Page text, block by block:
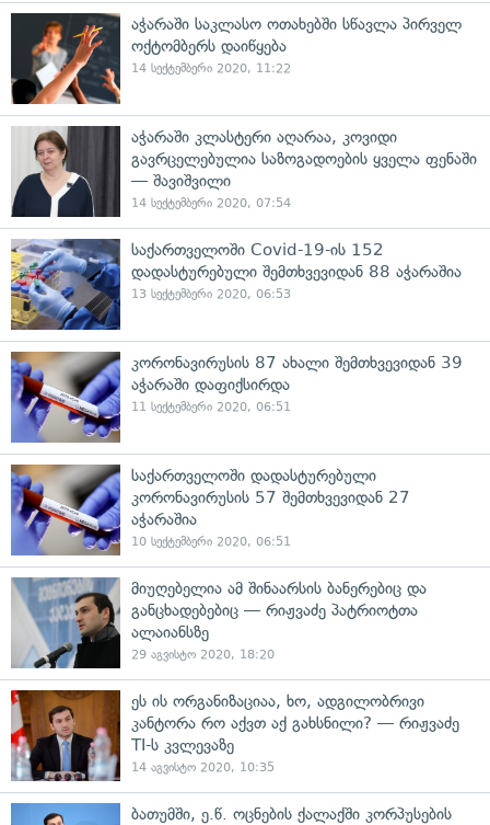
აჭარაში საკლასო ოთახებში სწავლა პირველ
ოქტომბერს დაიწყება
14 სექტემბერი 2020, 11:22
აჭარაში კლასტერი აღარაა, კოვიდი
გავრცელებულია საზოგადოების ყველა ფენაში
— შავიშვილი
14 სექტემბერი 2020, 07:54
საქართველოში Covid-19-ის 152
დადასტურებული შემთხვევიდან 88 აჭარაშია
13 სექტემბერი 2020, 06:53
კორონავირუსის 87 ახალი შემთხვევიდან 39
აჭარაში დაფიქსირდა
11 სექტემბერი 2020, 06:51
საქართველოში დადასტურებული
კორონავირუსის 57 შემთხვევიდან 27
აჭარაშია
10 სექტემბერი 2020, 06:51
მიუღებელია ამ შინაარსის ბანერებიც და
განცხადებებიც — რიჟვაძე პატრიოტთა
ალაიანსზე
29 აგვისტო 2020, 18:20
ეს ის ორგანიზაციაა, ხო, ადგილობრივი
კანტორა რო აქვთ აქ გახსნილი? — რიჟვაძე
TI-ს კვლევაზე
14 აგვისტო 2020, 10:35
ბათუმში, ე.წ. ოცნების ქალაქში კორპუსების